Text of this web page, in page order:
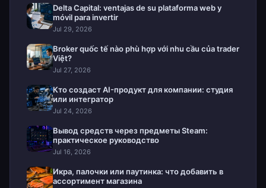
Delta Capital: ventajas de su plataforma web y
móvil para invertir
Jul 29, 2026
Broker quốc tế nào phù hợp với nhu cầu của trader
Việt?
Jul 27, 2026
Кто создаст AI-продукт для компании: студия
или интегратор
Jul 24, 2026
Вывод средств через предметы Steam:
практическое руководство
Jul 16, 2026
Икра, палочки или паутинка: что добавить в
ассортимент магазина